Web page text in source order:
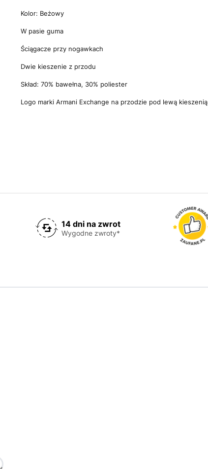
Kolor: Beżowy
W pasie guma
Ściągacze przy nogawkach
Dwie kieszenie z przodu
Skład: 70% bawełna, 30% poliester
Logo marki Armani Exchange na przodzie pod lewą kieszenią
14 dni na zwrot
Wygodne zwroty*